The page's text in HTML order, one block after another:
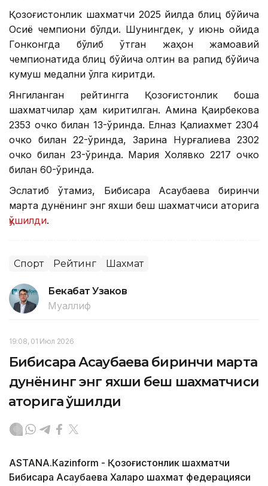
Қозоғистонлик шахматчи 2025 йилда блиц бўйича
Осиё чемпиони бўлди. Шунингдек, у июнь ойида
Гонконгда бўлиб ўтган жаҳон жамоавий
чемпионатида блиц бўйича олтин ва рапид бўйича
кумуш медални қўлга киритди.
Янгиланган рейтингга Қозоғистонлик бошқа
шахматчилар ҳам киритилган. Амина Қаирбекова
2353 очко билан 13-ўринда. Елназ Қалиахмет 2304
очко билан 22-ўринда, Зарина Нурғалиева 2302
очко билан 23-ўринда. Мария Холявко 2217 очко
билан 60-ўринда.
Эслатиб ўтамиз, Бибисара Асаубаева биринчи
марта дунёнинг энг яхши беш шахматчиси қаторига
қўшилди.
Спорт Рейтинг Шахмат
Бекабат Узаков
Муаллиф
19:08, 01 Июл 2026
Бибисара Асаубаева биринчи марта
дунёнинг энг яхши беш шахматчиси
қаторига қўшилди
АSTANА.Кazinform - Қозоғистонлик шахматчи
Бибисара Асаубаева Халқаро шахмат федерацияси